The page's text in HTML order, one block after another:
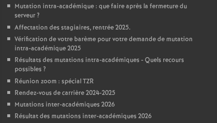
Mutation intra-académique : que faire après la fermeture du
serveur?
Affectation des stagiaires, rentrée 2025.
Vérification de votre barème pour votre demande de mutation
intra-académique 2025
Résultats des mutations intra-académiques - Quels recours
possibles ?
Réunion zoom : spécial TZR
Rendez-vous de carrière 2024-2025
Mutations inter-académiques 2026
Résultat des mutations inter-académiques 2026